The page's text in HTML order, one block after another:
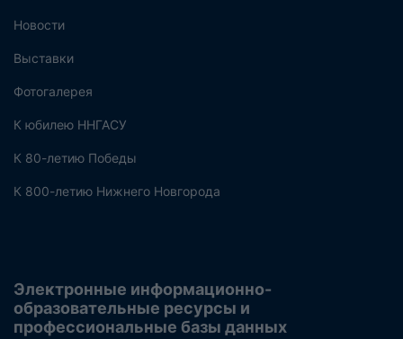
Новости
Выставки
Фотогалерея
К юбилею ННГАСУ
К 80-летию Победы
К 800-летию Нижнего Новгорода
Электронные информационно-
образовательные ресурсы и
профессиональные базы данных